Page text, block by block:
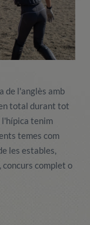
de l'anglès amb
total durant tot
l'hípica tenim
temes com
les estables,
concurs complet o